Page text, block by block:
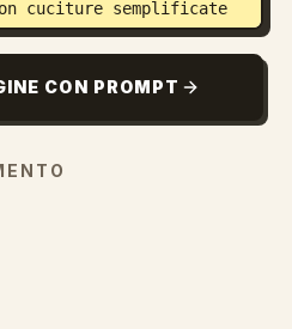
cuciture semplificate
sembrino
divertenti personaggi
visivi di supporto con
mantenendo il soggetto
Il corpo deve
CON PROMPT